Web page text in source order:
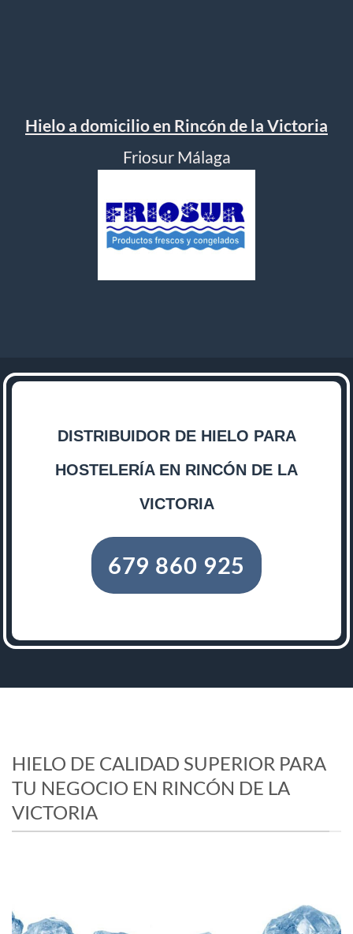
Hielo a domicilio en Rincón de la Victoria
Friosur Málaga
DISTRIBUIDOR DE HIELO PARA
HOSTELERÍA EN RINCÓN DE LA
VICTORIA
679 860 925
HIELO DE CALIDAD SUPERIOR PARA
TU NEGOCIO EN RINCÓN DE LA
VICTORIA